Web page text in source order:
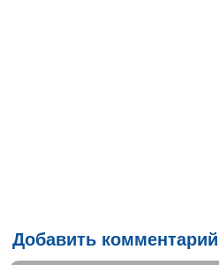
Добавить комментарий